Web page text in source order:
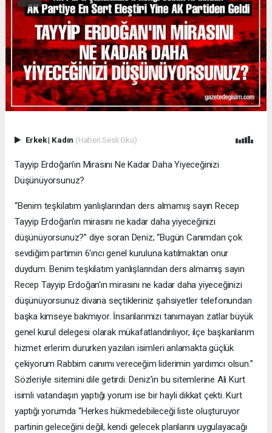
Erkek| Kadın (Haberi Sesli Oku)
Tayyip Erdoğan'ın Mirasını Ne Kadar Daha Yiyeceğinizi
Düşünüyorsunuz?
“Benim teşkilatım yanlışlarından ders almamış sayın Recep
Tayyip Erdoğan'ın mirasını ne kadar daha yiyeceğinizi
düşünüyorsunuz?” diye soran Deniz; “Bugün Canımdan çok
sevdiğim partimin 6'ıncı genel kuruluna katılmaktan onur
duydum. Benim teşkilatım yanlışlarından ders almamış sayın
Recep Tayyip Erdoğan'ın mirasını ne kadar daha yiyeceğinizi
düşünüyorsunuz divana seçtikleriniz şahsiyetler telefonundan
başka kimseye bakmıyor. İnsanlarımızı tanımayan zatlar büyük
genel kurul delegesi olarak mükafatlandırılıyor, ilçe başkanlarım
hizmet erlerim dururken yazılan isimleri anlamakta güçlük
çekiyorum Rabbim canımı vereceğim liderimin yardımcı olsun.”
Sözleriyle sitemini dile getirdi. Deniz’in bu sitemlerine Ali Kurt
isimli vatandaşın yaptığı yorum ise bir hayli dikkat çekti. Kurt
yaptığı yorumda “Herkes hükmedebileceği liste oluşturuyor
partinin geleceğini değil, kendi gelecek planlarını uygulayacağı